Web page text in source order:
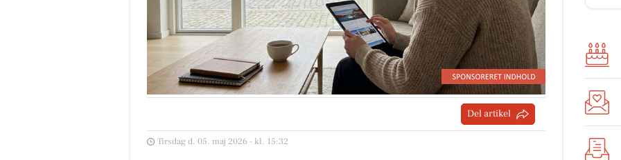
Del artikel
Tirsdag d. 05. maj 2026 - kl. 15:32